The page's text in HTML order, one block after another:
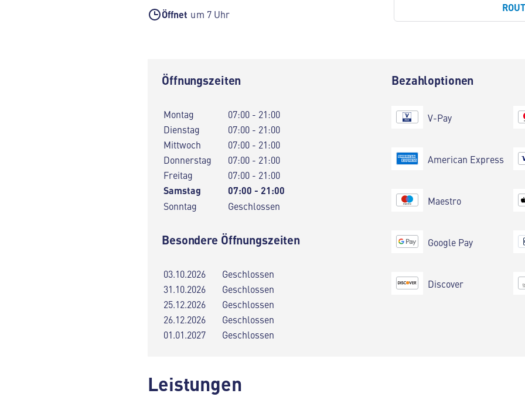
Öffnet um 7 Uhr
Öffnungszeiten
Montag
07:00 - 21:00
Dienstag
07:00 - 21:00
Mittwoch
07:00 - 21:00
Donnerstag
07:00 - 21:00
Freitag
07:00 - 21:00
Samstag 07:00 - 21:00
Sonntag Geschlossen
Besondere Öffnungszeiten
03.10.2026
Geschlossen
31.10.2026
Geschlossen
25.12.2026
Geschlossen
26.12.2026
Geschlossen
01.01.2027
Geschlossen
Bezahloptionen
V-Pay
American Express
Maestro
Google Pay
Discover
Leistungen